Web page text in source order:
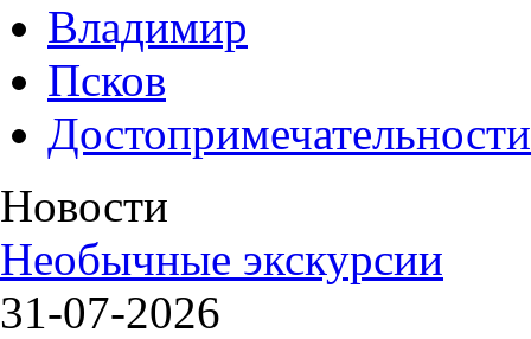
Владимир
Псков
Достопримечательности
Новости
Необычные экскурсии
31-07-2026